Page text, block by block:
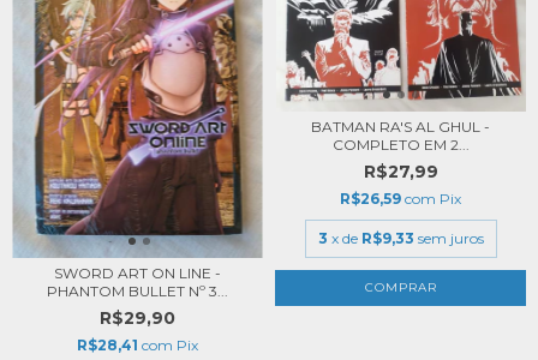
SWORD ART ON LINE -
PHANTOM BULLET Nº 3...
R$29,90
R$28,41 com Pix
BATMAN RA'S AL GHUL -
COMPLETO EM 2...
R$27,99
R$26,59 com Pix
3 x de R$9,33 sem juros